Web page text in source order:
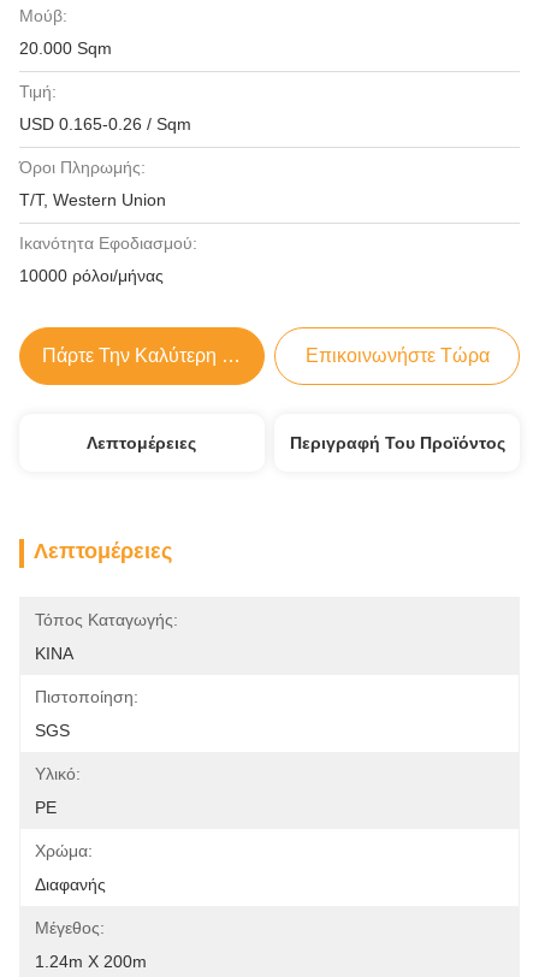
Μούβ:
20.000 Sqm
Τιμή:
USD 0.165-0.26 / Sqm
Όροι Πληρωμής:
T/T, Western Union
Ικανότητα Εφοδιασμού:
10000 ρόλοι/μήνας
Πάρτε Την Καλύτερη Τιμή Επικοινωνήστε Τώρα
Λεπτομέρειες Περιγραφή Του Προϊόντος
Λεπτομέρειες
Τόπος Καταγωγής:
ΚΙΝΑ
Πιστοποίηση:
SGS
Υλικό:
PE
Χρώμα:
Διαφανής
Μέγεθος:
1.24m X 200m